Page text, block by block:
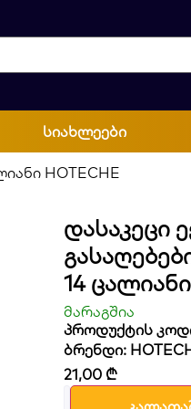
სიახლეები
HOTECHE
Დასაკეცი
14
მარაგშია
პროდუქტის
ბრენდი:
21,00 ₾